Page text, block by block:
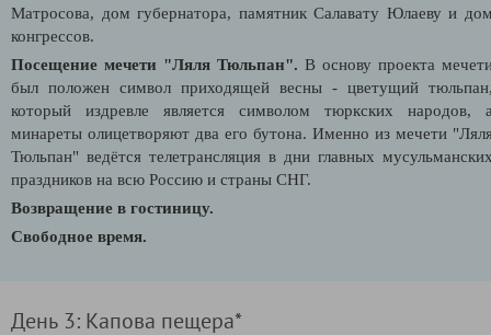
Матросова, дом губернатора, памятник Салавату Юлаеву и
конгрессов.
Посещение мечети "Ляля Тюльпан". В основу проекта
был положен символ приходящей весны - цветущий
который издревле является символом тюркских народов,
минареты олицетворяют два его бутона. Именно из мечети
Тюльпан" ведётся телетрансляция в дни главных
праздников на всю Россию и страны СНГ.
Возвращение в гостиницу.
Свободное время.
День 3: Капова пещера*